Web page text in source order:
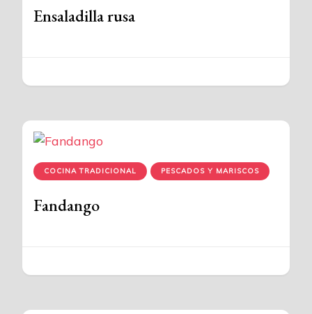
Ensaladilla rusa
COCINA TRADICIONAL PESCADOS Y MARISCOS
Fandango